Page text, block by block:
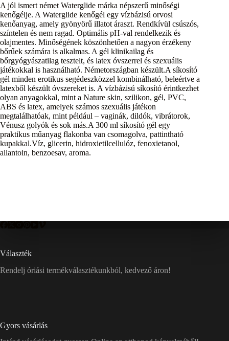
A jól ismert német Waterglide márka népszerű minőségi
kenőgélje. A Waterglide kenőgél egy vízbázisú orvosi
kenőanyag, amely gyönyörű illatot áraszt. Rendkívül csúszós,
színtelen és nem ragad. Optimális pH-val rendelkezik és
olajmentes. Minőségének köszönhetően a nagyon érzékeny
bőrűek számára is alkalmas. A gél klinikailag és
bőrgyógyászatilag tesztelt, és latex óvszerrel és szexuális
játékokkal is használható. Németországban készült.A síkosító
gél minden erotikus segédeszközzel kombinálható, beleértve a
latexből készült óvszereket is. A vízbázisú síkosító érintkezhet
olyan anyagokkal, mint a Nature skin, szilikon, gél, PVC,
ABS és latex, amelyek számos szexuális játékon
megtalálhatóak, mint például – vaginák, dildók, vibrátorok,
Vénusz golyók és sok más.A 300 ml síkosító gél egy
praktikus műanyag flakonba van csomagolva, pattintható
kupakkal.Víz, glicerin, hidroxietilcellulóz, fenoxietanol,
allantoin, benzoesav, aroma.
Választék
Rendelj óriási termékválasztékunkból, kedvező áron!
Gyors vásárlás